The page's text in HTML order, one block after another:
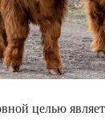
целью